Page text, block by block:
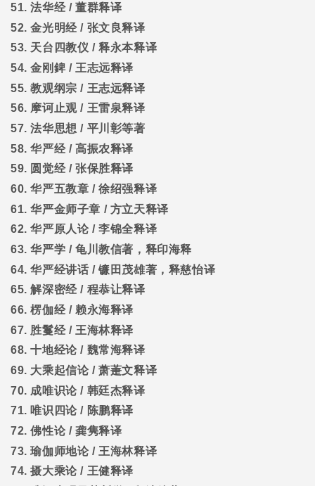
51.法华经/董群释译
52.金光明经/ 张文良释译
53. 天台四教仪 /释永本释译
54.金刚錍 / 王志远释译
55.教观纲宗 / 王志远释译
56. 摩诃止观/ 王雷泉释译
57.法华思想 / 平川彰等著
58.华严经/高振农释译
59. 圆觉经/张保胜释译
60.华严五教章 /徐绍强释译
61.华严金师子章 / 方立天释译
62.华严原人论/李锦全释译
63.华严学 /龟川教信著，释印海释
64.华严经讲话 /镰田茂雄著，释慈怡译
65.解深密经/ 程恭让释译
66.楞伽经/ 赖永海释译
67. 胜鬘经/ 王海林释译
68.十地经论/ 魏常海释译
69. 大乘起信论/萧萐文释译
70. 成唯识论/ 韩廷杰释译
71. 唯识四论/ 陈鹏释译
72.佛性论/龚隽释译
73.瑜伽师地论/ 王海林释译
74.摄大乘论/ 王健释译